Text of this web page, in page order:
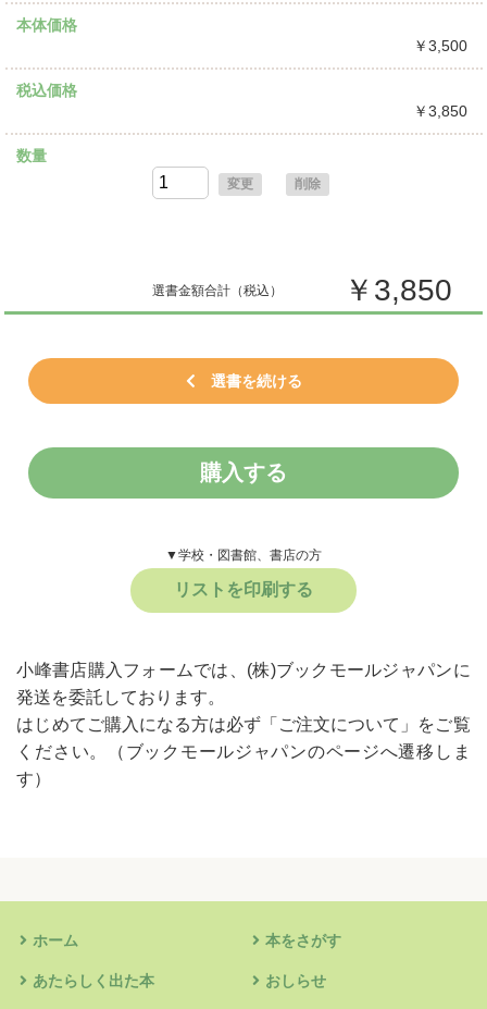
本体価格
￥3,500
税込価格
￥3,850
数量
変更 削除
選書金額合計（税込） ￥3,850
選書を続ける
購入する
▼学校・図書館、書店の方
リストを印刷する
小峰書店購入フォームでは、(株)ブックモールジャパンに
発送を委託しております。
はじめてご購入になる方は必ず 「ご注文について」 をご覧
ください。
（ブックモールジャパンのページへ遷移しま
す）
ホーム 本をさがす
あたらしく出た本 おしらせ